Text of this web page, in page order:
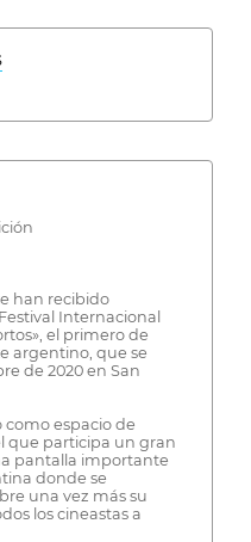
han recibido
Internacional
el primero de
argentino, que se
de 2020 en San
como espacio de
que participa un gran
pantalla importante
donde se
una vez más su
los cineastas a